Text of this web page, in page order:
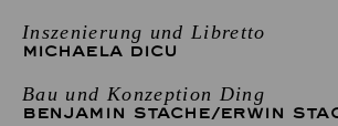
Inszenierung und Libretto
MICHAELA DICU
Bau und Konzeption Ding
BENJAMIN STACHE/ERWIN